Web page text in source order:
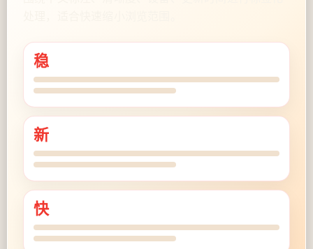
稳
新
快